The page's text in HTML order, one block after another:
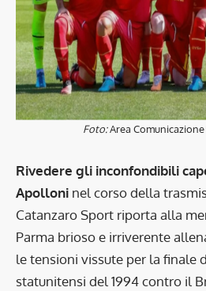
Foto:Area
Rivedere gli inconfondibili
Apolloni nel corso della
Catanzaro Sport riporta alla
Parma brioso e irriverente
le tensioni vissute per la finale
statunitensi del 1994 contro il